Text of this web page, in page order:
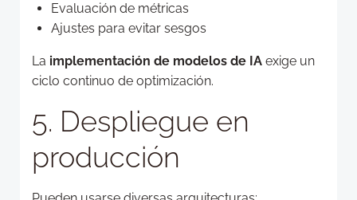
Evaluación de métricas
Ajustes para evitar sesgos
La implementación de modelos de IA exige un
ciclo continuo de optimización.
5. Despliegue en
producción